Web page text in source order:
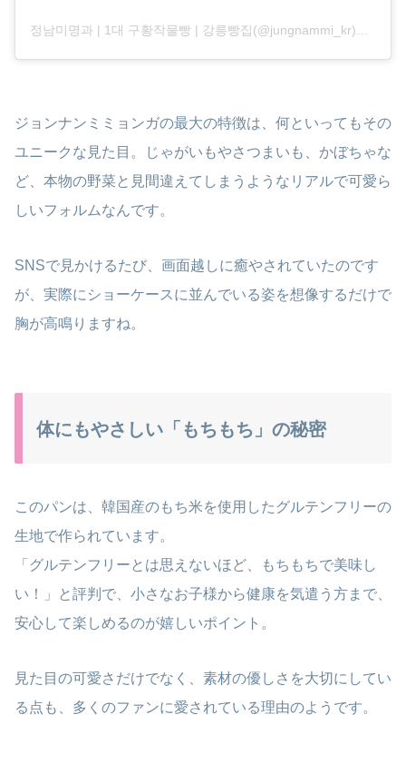
정남미명과 | 1대 구황작물빵 | 강릉빵집(@jungnammi_kr)がシェアした投稿
ジョンナンミミョンガの最大の特徴は、何といってもその
ユニークな見た目。じゃがいもやさつまいも、かぼちゃな
ど、本物の野菜と見間違えてしまうようなリアルで可愛ら
しいフォルムなんです。
SNSで見かけるたび、画面越しに癒やされていたのです
が、実際にショーケースに並んでいる姿を想像するだけで
胸が高鳴りますね。
体にもやさしい「もちもち」の秘密
このパンは、韓国産のもち米を使用したグルテンフリーの
生地で作られています。
「グルテンフリーとは思えないほど、もちもちで美味し
い！」と評判で、小さなお子様から健康を気遣う方まで、
安心して楽しめるのが嬉しいポイント。
見た目の可愛さだけでなく、素材の優しさを大切にしてい
る点も、多くのファンに愛されている理由のようです。